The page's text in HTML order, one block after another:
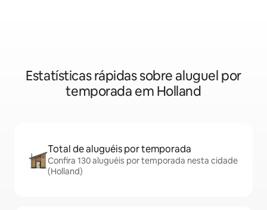
Estatísticas rápidas sobre aluguel por
temporada em Holland
Total de aluguéis por temporada
Confira 130 aluguéis por temporada nesta cidade
(Holland)